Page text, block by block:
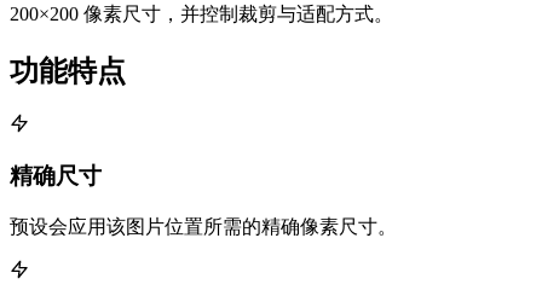
200×200 像素尺寸，并控制裁剪与适配方式。
功能特点
精确尺寸
预设会应用该图片位置所需的精确像素尺寸。